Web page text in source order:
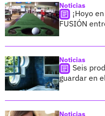
Noticias
¡Hoyo
FUSIÓN
Noticias
Seis
guardar en
Noticias